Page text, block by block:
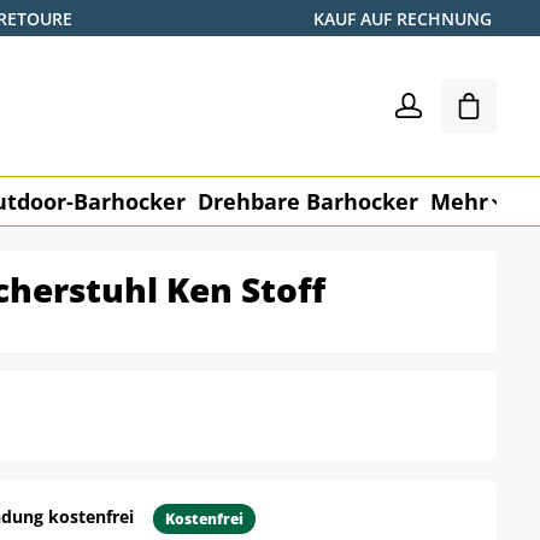
KAUF AUF RECHNUNG
Barhocker Drehbare Barhocker Mehr
Ken Stoff
kostenfrei Kostenfrei